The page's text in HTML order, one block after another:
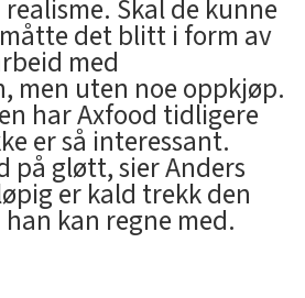
Skal de kunne
det blitt i form av
med
men uten noe oppkjøp.
har Axfood tidligere
er så interessant.
på gløtt, sier Anders
er kald trekk den
kan regne med.